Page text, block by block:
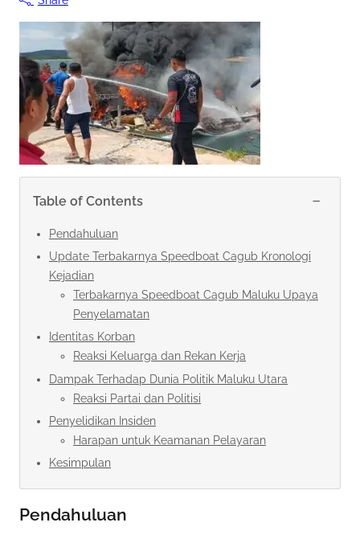
Table of Contents −
Pendahuluan
Update Terbakarnya Speedboat Cagub Kronologi
Kejadian
Terbakarnya Speedboat Cagub Maluku Upaya
Penyelamatan
Identitas Korban
Reaksi Keluarga dan Rekan Kerja
Dampak Terhadap Dunia Politik Maluku Utara
Reaksi Partai dan Politisi
Penyelidikan Insiden
Harapan untuk Keamanan Pelayaran
Kesimpulan
Pendahuluan